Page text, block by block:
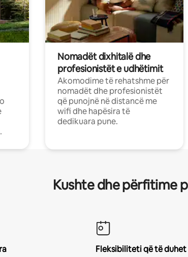
Nomadët dixhitalë dhe
profesionistët e udhëtimit
Akomodime të rehatshme për
nomadët dhe profesionistët
që punojnë në distancë me
wifi dhe hapësira të
dedikuara pune.
Kushte dhe përfitime
Fleksibiliteti që të duhet